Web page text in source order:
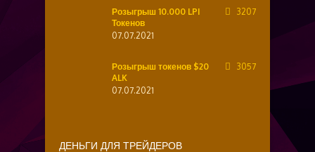
Розыгрыш 10.000 LPI
Токенов
07.07.2021
3207
Розыгрыш токенов $20
ALK
07.07.2021
3057
ДЕНЬГИ ДЛЯ ТРЕЙДЕРОВ